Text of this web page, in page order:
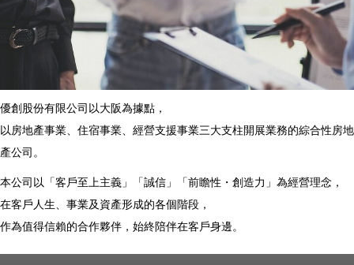
優創股份有限公司以大阪為據點，
以房地產事業、住宿事業、經營支援事業三大支柱開展業務的綜合性房地
產公司。
本公司以「客戶至上主義」「誠信」「前瞻性・創造力」為經營理念，
在客戶人生、事業及資產形成的各個階段，
作為值得信賴的合作夥伴，始終陪伴在客戶身邊。